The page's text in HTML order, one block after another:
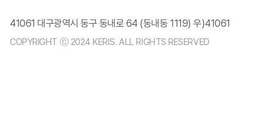
41061 대구광역시 동구 동내로 64 (동내동 1119) 우)41061
COPYRIGHT ⓒ 2024 KERIS. ALL RIGHTS RESERVED